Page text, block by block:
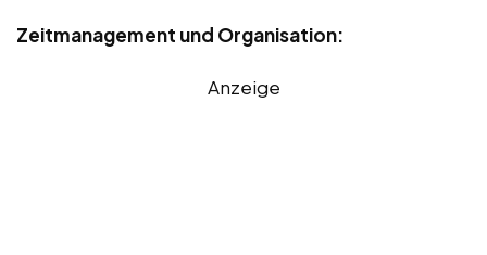
Zeitmanagement und Organisation:
Anzeige